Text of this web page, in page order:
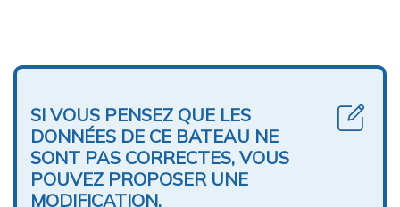
SI VOUS PENSEZ QUE LES
DONNÉES DE CE BATEAU NE
SONT PAS CORRECTES, VOUS
POUVEZ PROPOSER UNE
MODIFICATION.